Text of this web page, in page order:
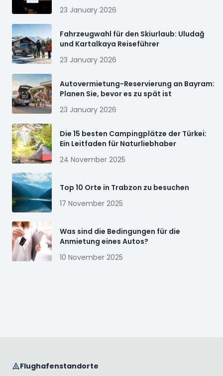
23 January 2026
Fahrzeugwahl für den Skiurlaub: Uludağ
und Kartalkaya Reiseführer
23 January 2026
Autovermietung-Reservierung an Bayram:
Planen Sie, bevor es zu spät ist
23 January 2026
Die 15 besten Campingplätze der Türkei:
Ein Leitfaden für Naturliebhaber
24 November 2025
Top 10 Orte in Trabzon zu besuchen
17 November 2025
Was sind die Bedingungen für die
Anmietung eines Autos?
10 November 2025
Flughafenstandorte